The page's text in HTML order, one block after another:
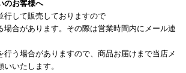
のお客様へ
行して販売しておりますので
場合があります。その際は営業時間内にメール連
行う場合がありますので、商品お届けまで当店メ
いたします。